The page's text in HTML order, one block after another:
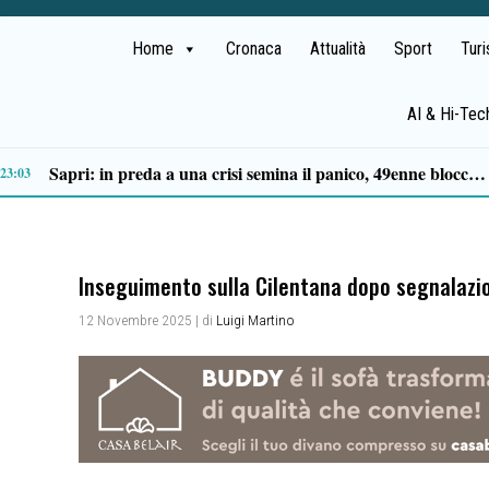
Home Cronaca Attualità Sport
AI & Hi-
Tortorella celebra la Fiera di San Basilio: tra antichi mestieri, bestiame e la musica della Bandabardò 14:49
Inseguimento sulla Cilentana dopo
12 Novembre 2025 | di Luigi Martino